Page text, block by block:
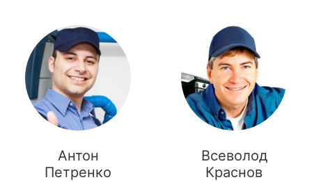
Антон
Петренко
Всеволод
Краснов